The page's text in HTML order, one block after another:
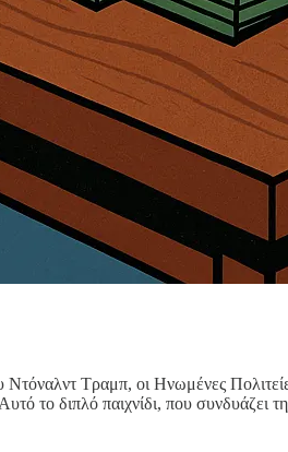
Ντόναλντ Τραμπ, οι Ηνωμένες
το διπλό παιχνίδι, που